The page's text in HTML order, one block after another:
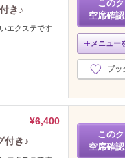
き♪
エクステです
この
空席確
メニュー
ブッ
¥6,400
付き♪
この
空席確